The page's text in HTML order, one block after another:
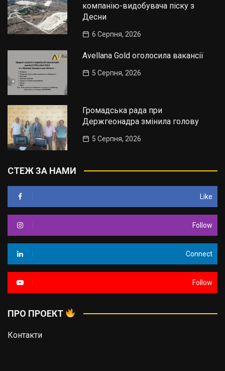
компанію-видобувача піску з
Десни
6 Серпня, 2026
Avellana Gold оголосила вакансії
5 Серпня, 2026
Громадська рада при
Держгеонадра змінила голову
5 Серпня, 2026
СТЕЖ ЗА НАМИ
Like
Follow
Connect
Follow
ПРО ПРОЕКТ
Контакти